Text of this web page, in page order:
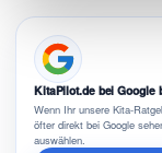
KitaPilot.de bei Google
Wenn Ihr unsere Kita-
öfter direkt bei Google
auswählen.